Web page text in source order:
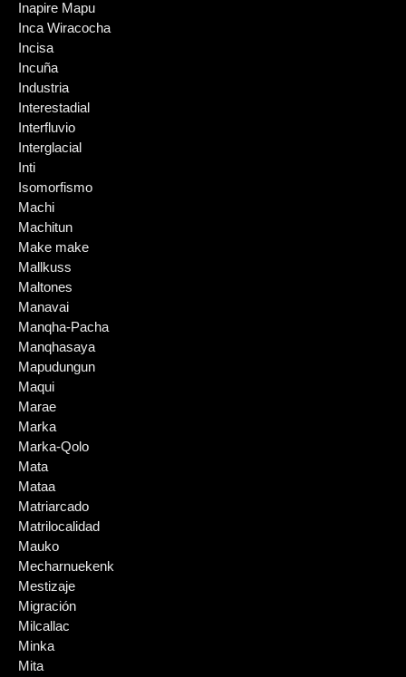
Inapire Mapu
Inca Wiracocha
Incisa
Incuña
Industria
Interestadial
Interfluvio
Interglacial
Inti
Isomorfismo
Machi
Machitun
Make make
Mallkuss
Maltones
Manavai
Manqha-Pacha
Manqhasaya
Mapudungun
Maqui
Marae
Marka
Marka-Qolo
Mata
Mataa
Matriarcado
Matrilocalidad
Mauko
Mecharnuekenk
Mestizaje
Migración
Milcallac
Minka
Mita